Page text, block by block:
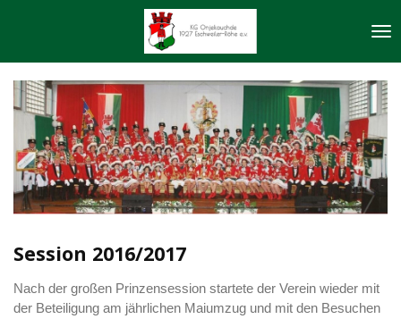
Session 2016/2017
Nach der großen Prinzensession startete der Verein wieder mit
der Beteiligung am jährlichen Maiumzug und mit den Besuchen